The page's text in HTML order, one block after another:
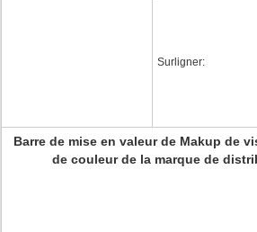
Surligner:
Barre de mise en valeur de Makup de
de couleur de la marque de